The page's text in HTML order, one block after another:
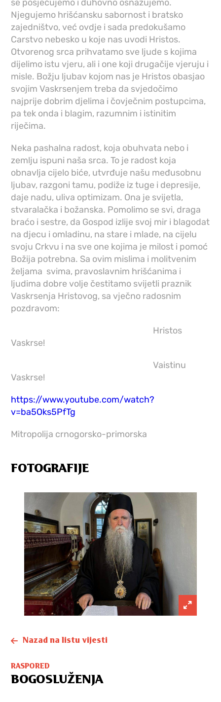
se posjećujemo i duhovno osnažujemo.
Njegujemo hrišćansku sabornost i bratsko
zajedništvo, već ovdje i sada predokušamo
Carstvo nebesko u koje nas uvodi Hristos.
Otvorenog srca prihvatamo sve ljude s kojima
dijelimo istu vjeru, ali i one koji drugačije vjeruju i
misle. Božju ljubav kojom nas je Hristos obasjao
svojim Vaskrsenjem treba da svjedočimo
najprije dobrim djelima i čovječnim postupcima,
pa tek onda i blagim, razumnim i istinitim
riječima.
Neka pashalna radost, koja obuhvata nebo i
zemlju ispuni naša srca. To je radost koja
obnavlja cijelo biće, utvrđuje našu međusobnu
ljubav, razgoni tamu, podiže iz tuge i depresije,
daje nadu, uliva optimizam. Ona je svijetla,
stvaralačka i božanska. Pomolimo se svi, draga
braćo i sestre, da Gospod izlije svoj mir i blagodat
na djecu i omladinu, na stare i mlade, na cijelu
svoju Crkvu i na sve one kojima je milost i pomoć
Božija potrebna. Sa ovim mislima i molitvenim
željama svima, pravoslavnim hrišćanima i
ljudima dobre volje čestitamo svijetli praznik
Vaskrsenja Hristovog, sa vječno radosnim
pozdravom:
Hristos
Vaskrse!
Vaistinu
Vaskrse!
https://www.youtube.com/watch?
v=ba5Oks5PfTg
Mitropolija crnogorsko-primorska
FOTOGRAFIJE
Nazad na listu vijesti
RASPORED
BOGOSLUŽENJA